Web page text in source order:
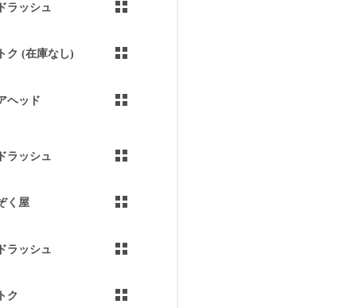
ラッシュ
ク (在庫なし)
ヘッド
ラッシュ
く屋
ラッシュ
ク